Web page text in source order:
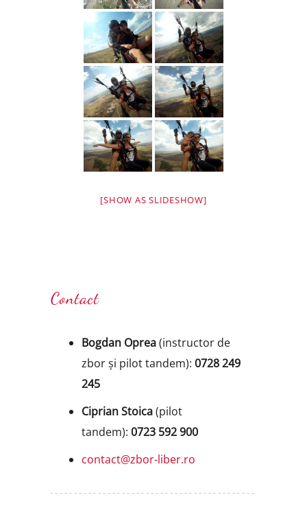
[SHOW AS SLIDESHOW]
Contact
Bogdan Oprea(instructor de
zbor și pilot tandem): 0728 249
245
Ciprian Stoica(pilot
tandem): 0723 592 900
contact@zbor-liber.ro